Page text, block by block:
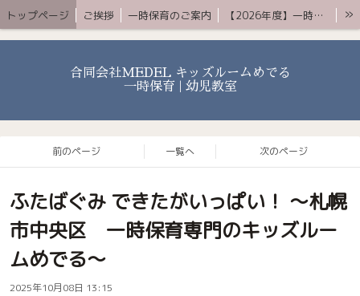
トップページ ご挨拶 一時保育のご案内
【2026年度】一時保育プレミアムコース
お知らせ 〜ブログ〜
よくある質問 アクセス
YouTube
»
合同会社MEDEL キッズルームめでる
一時保育 | 幼児教室
前のページ 一覧へ 次のページ
ふたばぐみ できたがいっぱい！ 〜札幌
市中央区 一時保育専門のキッズルー
ムめでる〜
2025年10月08日 13:15